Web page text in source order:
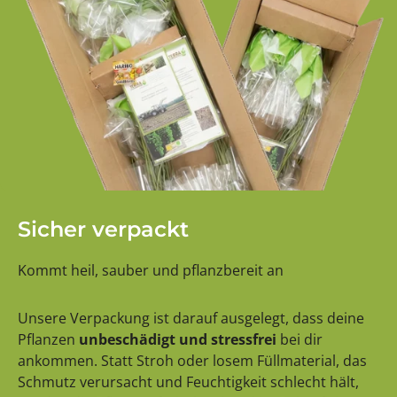
Sicher verpackt
Kommt heil, sauber und pflanzbereit an
Unsere Verpackung ist darauf ausgelegt, dass deine
Pflanzen unbeschädigt und stressfrei bei dir
ankommen. Statt Stroh oder losem Füllmaterial, das
Schmutz verursacht und Feuchtigkeit schlecht hält,